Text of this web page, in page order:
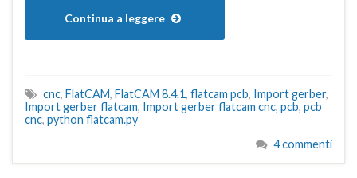
Continua a leggere
cnc, FlatCAM, FlatCAM 8.4.1, flatcam pcb, Import gerber,
Import gerber flatcam, Import gerber flatcam cnc, pcb, pcb
cnc, python flatcam.py
4 commenti